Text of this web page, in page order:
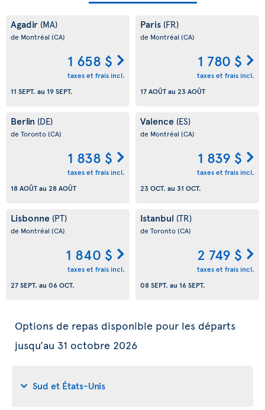
Agadir (MA)
de Montréal (CA)
1 658 $
taxes et frais incl.
11 SEPT. au 19 SEPT.
Paris (FR)
de Montréal (CA)
1 780 $
taxes et frais incl.
17 AOÛTau 23 AOÛT
Berlin (DE)
de Toronto(CA)
1 838 $
taxes et frais incl.
18 AOÛTau 28 AOÛT
Valence (ES)
de Montréal (CA)
1 839 $
taxes et frais incl.
23 OCT. au 31 OCT.
Lisbonne (PT)
de Montréal (CA)
1 840 $
taxes et frais incl.
27 SEPT. au 06 OCT.
Istanbul (TR)
de Toronto(CA)
2 749 $
taxes et frais incl.
08 SEPT. au 16 SEPT.
Options de repas disponible pour les départs
jusqu’au 31 octobre 2026
Sud et États-Unis